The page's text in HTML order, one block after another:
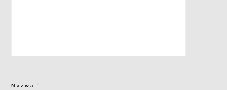
Nazwa *